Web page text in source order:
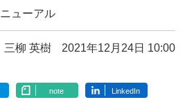
ューアル
三柳 英樹 2021年12月24日 10:00
note LinkedIn